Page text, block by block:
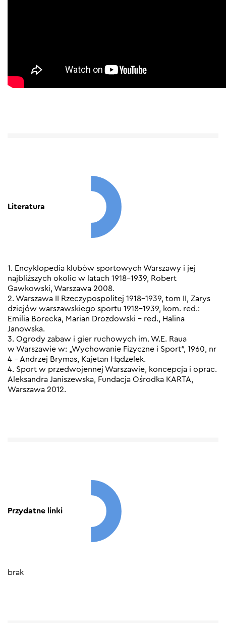
Literatura
1. Encyklopedia klubów sportowych Warszawy i jej
najbliższych okolic w latach 1918-1939, Robert
Gawkowski, Warszawa 2008.
2. Warszawa II Rzeczypospolitej 1918-1939, tom II, Zarys
dziejów warszawskiego sportu 1918-1939, kom. red.:
Emilia Borecka, Marian Drozdowski – red., Halina
Janowska.
3. Ogrody zabaw i gier ruchowych im. W.E. Raua
w Warszawie w: „Wychowanie Fizyczne i Sport”, 1960, nr
4 – Andrzej Brymas, Kajetan Hądzelek.
4. Sport w przedwojennej Warszawie, koncepcja i oprac.
Aleksandra Janiszewska, Fundacja Ośrodka KARTA,
Warszawa 2012.
Przydatne linki
brak